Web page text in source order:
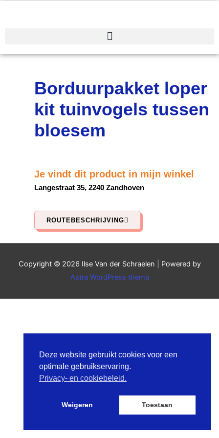
Borduurpakket loper
kit tuinvogels tussen
bloesem
Je vindt dit product in mijn winkel
Langestraat 35, 2240 Zandhoven
ROUTEBESCHRIJVING
Copyright © 2026 Ilse Van der Schraelen | Powered by
Astra WordPress thema
Deze website gebruikt cookies voor een
optimale gebruikservaring.
Privacy- en cookiebeleid.
Weigeren Toestaan